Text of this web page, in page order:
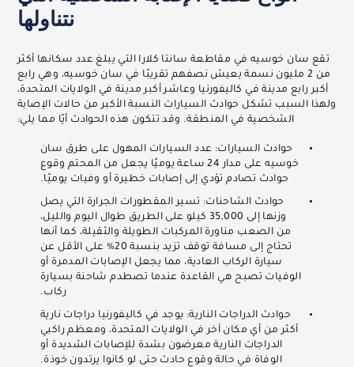
نتناولها
تقع سان خوسيه في مقاطعة سانتا كلارا التي يبلغ عدد سكانها أكثر
من 2 مليون نسمة يعيش نصفهم تقريبًا في سان خوسيه، وهي رابع
أكبر رابع مدينة في كاليفورنيا وعاشر أكبر مدينة في الولايات المتحدة،
ولهذا السبب تشكل حوادث السيارات النسبة الأكبر من حالات الإصابة
الشخصية في المنطقة. وقد تتكون هذه الحوادث أيًا مما يلي:
حوادث السيارات: عدد السيارات المهول على طرق سان
خوسيه على مدار 24 ساعة يوميًا يجعل من المحتم وقوع
حوادث تصادم تؤدي إلى إصابات خطيرة أو وفيات يوميًا.
حوادث الشاحنات: تسير المقطورات الجرارة التي يصل
وزنها إلى 35,000 كيلو على الطريق طوال اليوم والليل،
من الصعب مناورة المركبات الطويلة والثقيلة، كما أنها
تحتاج إلى مسافة توقف تزيد بنسبة 20% على الأقل عن
سيارة الركاب العادية، مما يجعل الإصابات المدمرة أو
الوفيات تصبح هي القاعدة عندما تصطدم شاحنة بسيارة
ركاب.
حوادث الدراجات النارية: يوجد في كاليفورنيا دراجات نارية
أكثر من أي مكان آخر في الولايات المتحدة، ومعظم راكبي
الدراجات النارية معرضون بشدة للإصابات الشديدة أو
الوفاة في حالة وقوع حادث حتى لو كانوا يرتدون خوذة.